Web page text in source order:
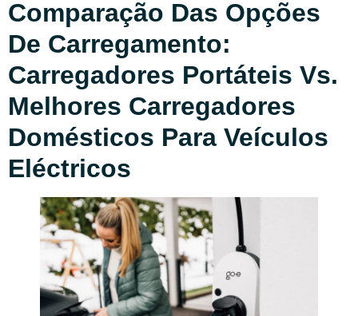
Comparação Das Opções
De Carregamento:
Carregadores Portáteis Vs.
Melhores Carregadores
Domésticos Para Veículos
Eléctricos